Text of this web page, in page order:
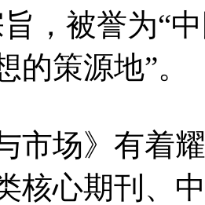
，被誉为“
的策源地”。
市场》有着
核心期刊、